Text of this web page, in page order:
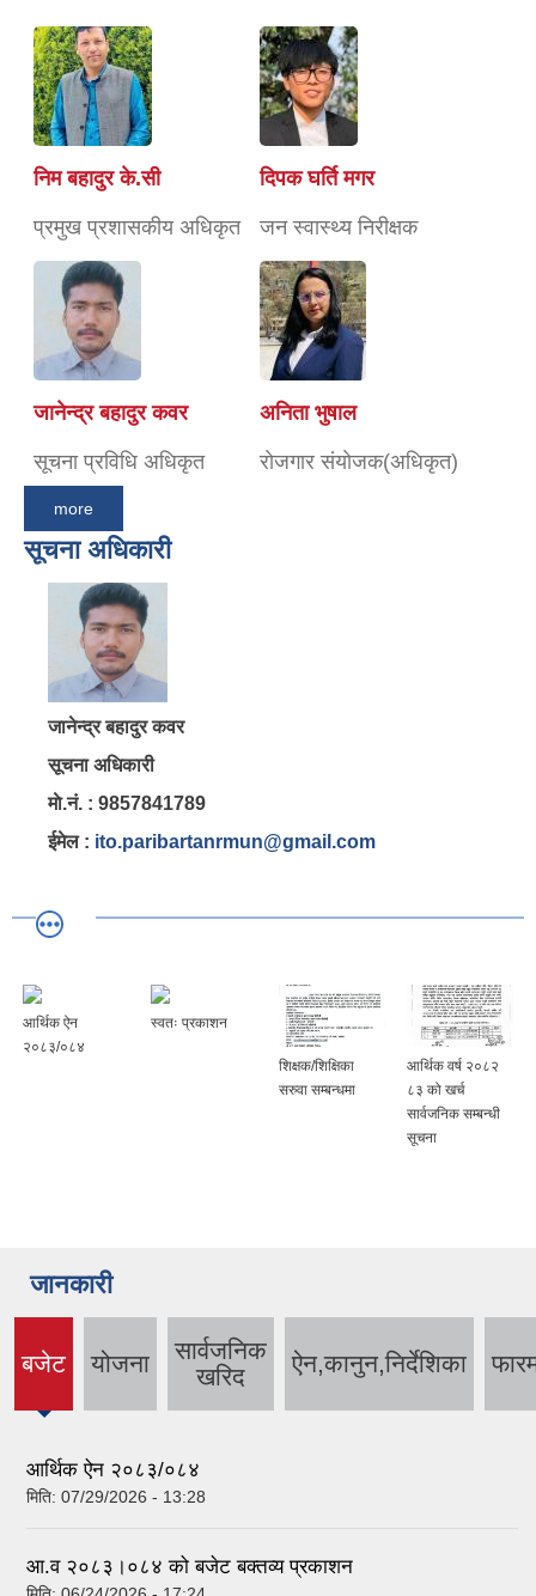
निम बहादुर के.सी
प्रमुख प्रशासकीय अधिकृत
दिपक घर्ति मगर
जन स्वास्थ्य निरीक्षक
जानेन्द्र बहादुर कवर
सूचना प्रविधि अधिकृत
अनिता भुषाल
राेजगार संयाेजक(अधिकृत)
more
सूचना अधिकारी
जानेन्द्र बहादुर कवर
सूचना अधिकारी
माे.नं. : 9857841789
ईमेल : ito.paribartanrmun@gmail.com
आर्थिक ऐन
२०८३/०८४
स्वतः प्रकाशन
शिक्षक/शिक्षिका
सरुवा सम्बन्धमा
आर्थिक वर्ष २०८२
८३ को खर्च
सार्वजनिक सम्बन्धी
सूचना
जानकारी
बजेट
(active
योजना
सार्वजनिक
खरिद
ऐन,कानुन,निर्देशिका
आर्थिक ऐन २०८३/०८४
मिति: 07/29/2026 - 13:28
आ.व २०८३।०८४ को बजेट बक्तव्य प्रकाशन